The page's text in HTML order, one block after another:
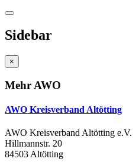
Sidebar
×
Mehr AWO
AWO Kreisverband Altötting
AWO Kreisverband Altötting e.V.
Hillmannstr. 20
84503 Altötting